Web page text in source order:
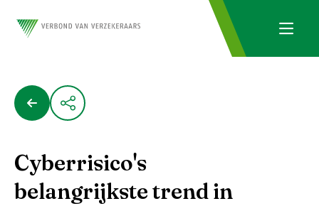
Cyberrisico's
belangrijkste trend in